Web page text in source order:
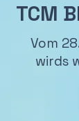
TCM
Vom
wirds